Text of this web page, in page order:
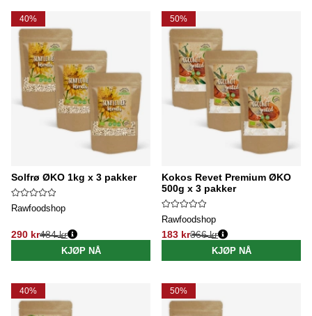
40%
Solfrø ØKO 1kg x 3 pakker
Rawfoodshop
290 kr
Vanlig pris:
484 kr
KJØP NÅ
50%
Kokos Revet Premium ØKO
500g x 3 pakker
Rawfoodshop
183 kr
Vanlig pris:
366 kr
KJØP NÅ
40% 50%